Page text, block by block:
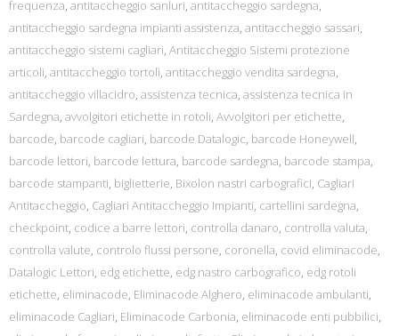
frequenza, antitaccheggio sanluri, antitaccheggio sardegna,
antitaccheggio sardegna impianti assistenza, antitaccheggio sassari,
antitaccheggio sistemi cagliari, Antitaccheggio Sistemi protezione
articoli, antitaccheggio tortolì, antitaccheggio vendita sardegna,
antitaccheggio villacidro, assistenza tecnica, assistenza tecnica in
Sardegna, avvolgitori etichette in rotoli, Avvolgitori per etichette,
barcode, barcode cagliari, barcode Datalogic, barcode Honeywell,
barcode lettori, barcode lettura, barcode sardegna, barcode stampa,
barcode stampanti, biglietterie, Bixolon nastri carbografici, Cagliari
Antitaccheggio, Cagliari Antitaccheggio Impianti, cartellini sardegna,
checkpoint, codice a barre lettori, controlla danaro, controlla valuta,
controlla valute, controlo flussi persone, coronella, covid eliminacode,
Datalogic Lettori, edg etichette, edg nastro carbografico, edg rotoli
etichette, eliminacode, Eliminacode Alghero, eliminacode ambulanti,
eliminacode Cagliari, Eliminacode Carbonia, eliminacode enti pubbilici,